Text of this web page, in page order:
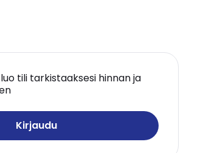
tili tarkistaaksesi hinnan ja
Kirjaudu